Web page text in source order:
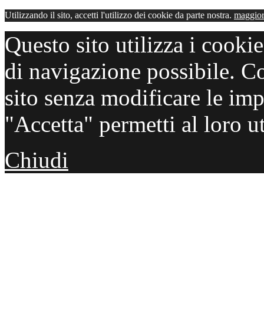
Utilizzando il sito, accetti l'utilizzo dei cookie da parte nostra.
Questo sito utilizza i
di navigazione possibile.
sito senza modificare le
"Accetta" permetti al loro
Chiudi